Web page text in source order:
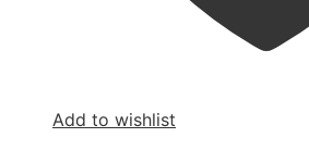
Add to wishlist